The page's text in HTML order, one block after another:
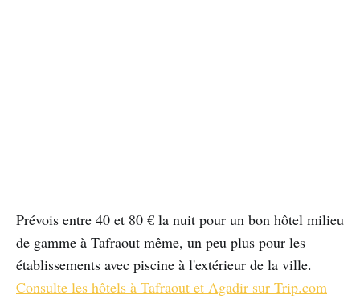
Prévois entre 40 et 80 € la nuit pour un bon hôtel milieu
de gamme à Tafraout même, un peu plus pour les
établissements avec piscine à l'extérieur de la ville.
Consulte les hôtels à Tafraout et Agadir sur Trip.com